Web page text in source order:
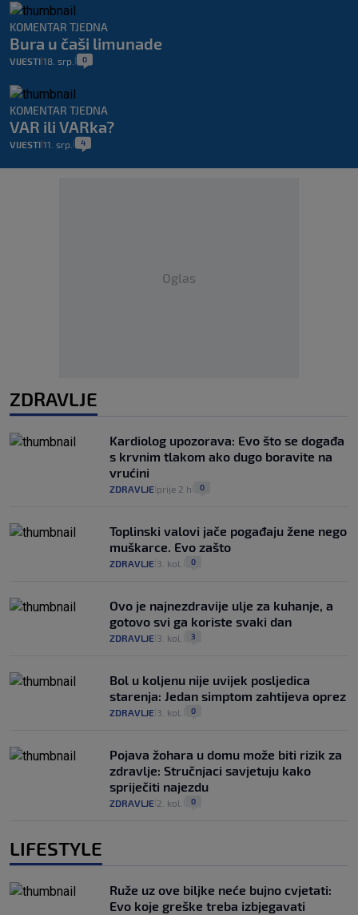
KOMENTAR TJEDNA
Bura u čaši limunade
VIJESTI 18. srp. 0
KOMENTAR TJEDNA
VAR ili VARka?
VIJESTI 11. srp. 4
Oglas
ZDRAVLJE
Kardiolog upozorava: Evo što se događa
s krvnim tlakom ako dugo boravite na
vrućini
ZDRAVLJE prije 2 h 0
Toplinski valovi jače pogađaju žene nego
muškarce. Evo zašto
ZDRAVLJE 3. kol. 0
Ovo je najnezdravije ulje za kuhanje, a
gotovo svi ga koriste svaki dan
ZDRAVLJE 3. kol. 3
Bol u koljenu nije uvijek posljedica
starenja: Jedan simptom zahtijeva oprez
ZDRAVLJE 3. kol. 0
Pojava žohara u domu može biti rizik za
zdravlje: Stručnjaci savjetuju kako
spriječiti najezdu
ZDRAVLJE 2. kol. 0
LIFESTYLE
Ruže uz ove biljke neće bujno cvjetati:
Evo koje greške treba izbjegavati